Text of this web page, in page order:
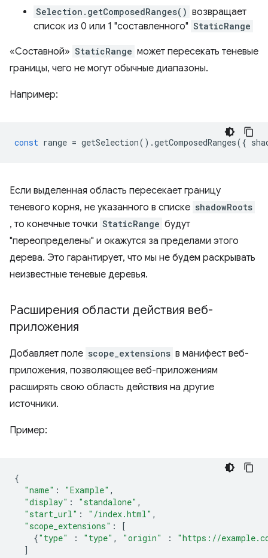
Selection.getComposedRanges() возвращает
список из 0 или 1 "составленного" StaticRange
«Составной» StaticRange может пересекать теневые
границы, чего не могут обычные диапазоны.
Например:
const range = getSelection().getComposedRanges({
Если выделенная область пересекает границу
теневого корня, не указанного в списке shadowRoots
, то конечные точки StaticRange будут
"переопределены" и окажутся за пределами этого
дерева. Это гарантирует, что мы не будем раскрывать
неизвестные теневые деревья.
Расширения области действия веб-
приложения
Добавляет поле scope_extensions в манифест веб-
приложения, позволяющее веб-приложениям
расширять свою область действия на другие
источники.
Пример:
{
"name" : "Example" ,
"display" : "standalone" ,
"start_url" : "/index.html" ,
"scope_extensions" :
[
{"type" : "type" , "origin" :
"https://
]